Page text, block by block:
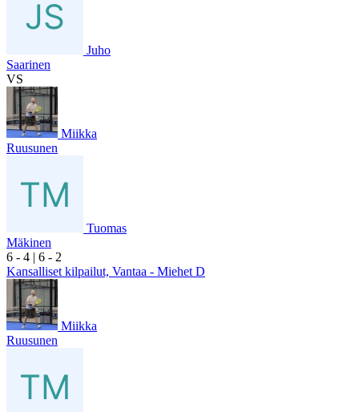
Juho
Saarinen
VS
Miikka
Ruusunen
Tuomas
Mäkinen
6 - 4 | 6 - 2
Kansalliset kilpailut, Vantaa - Miehet D
Miikka
Ruusunen